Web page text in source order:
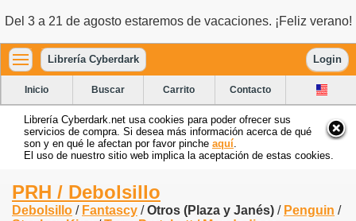
Del 3 a 21 de agosto estaremos de vacaciones. ¡Feliz verano!
Librería Cyberdark Login
Inicio Buscar Carrito Contacto
Librería Cyberdark.net usa cookies para poder ofrecer sus
servicios de compra. Si desea más información acerca de qué
son y en qué le afectan por favor pinche aquí
El uso de nuestro sitio web implica la aceptación de estas cookies.
PRH / Debolsillo
Debolsillo / Fantascy /Otros (Plaza y Janés) / Penguin /